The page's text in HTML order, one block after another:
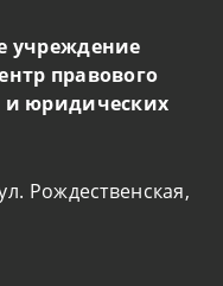
учреждение
правового
и юридических
Рождественская,